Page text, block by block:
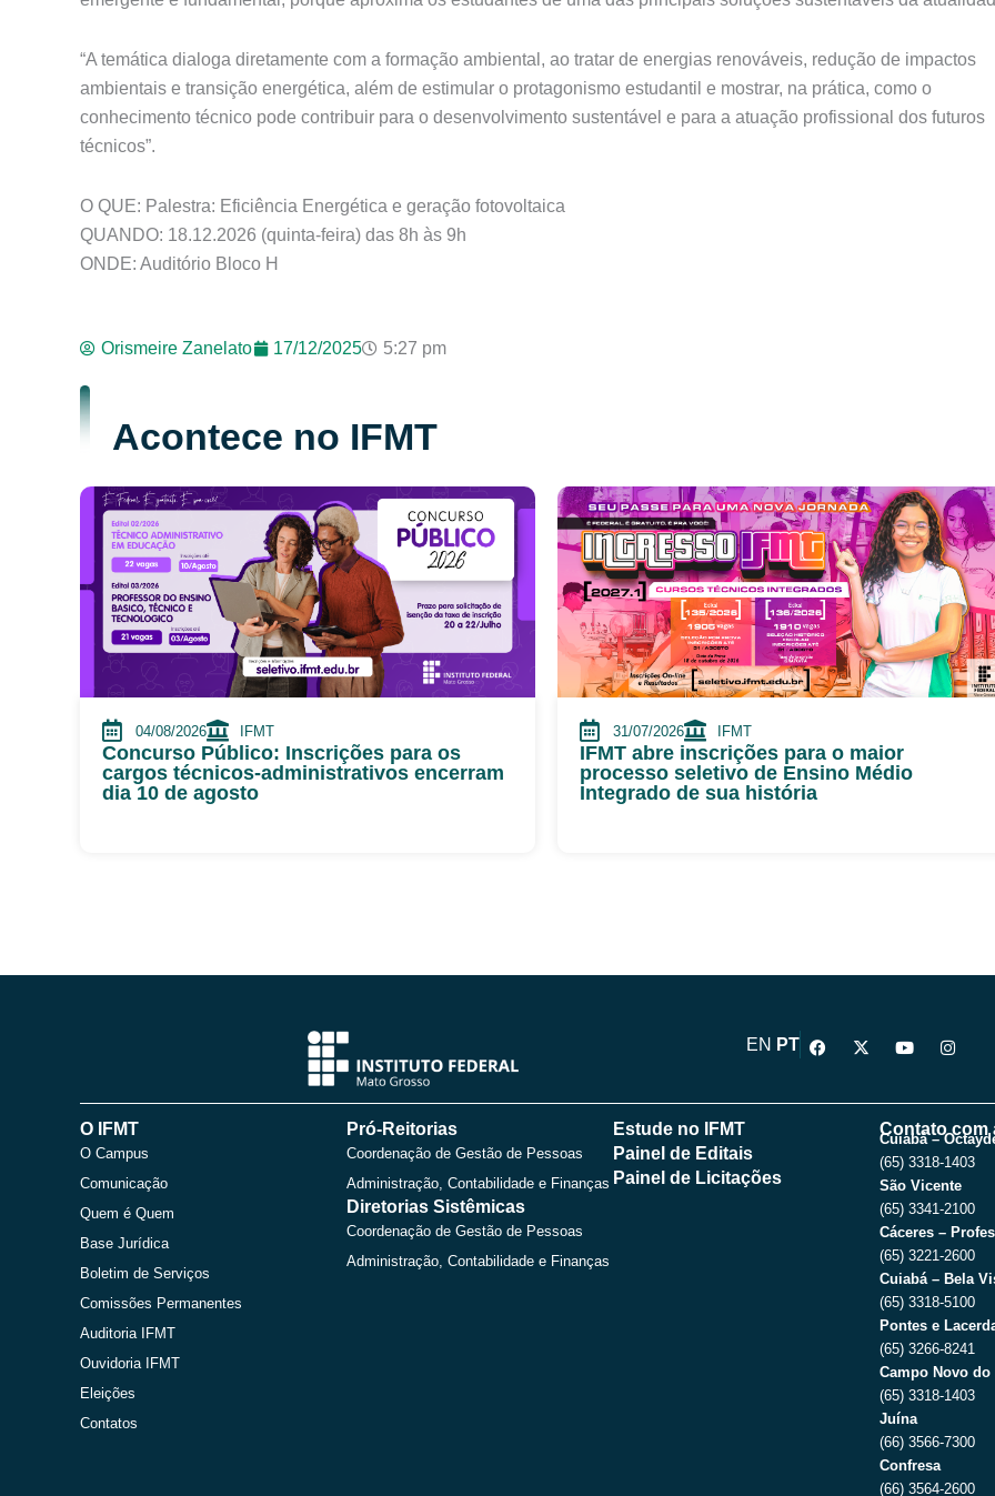
“A temática dialoga diretamente com a formação ambiental, ao tratar de energias renováveis, redução de impactos
ambientais e transição energética, além de estimular o protagonismo estudantil e mostrar, na prática, como o
conhecimento técnico pode contribuir para o desenvolvimento sustentável e para a atuação profissional dos futuros
técnicos”.
O QUE: Palestra: Eficiência Energética e geração fotovoltaica
QUANDO: 18.12.2026 (quinta-feira) das 8h às 9h
ONDE: Auditório Bloco H
Orismeire Zanelato 17/12/2025 5:27 pm
Acontece no IFMT
04/08/2026 IFMT
Concurso Público: Inscrições para os
cargos técnicos-administrativos encerram
dia 10 de agosto
31/07/2026 IFMT
IFMT abre inscrições para o maior
processo seletivo de Ensino Médio
Integrado de sua história
EN PT
F
a
b
X
-
i
Y
o
u
b
e
I
n
a
g
r
a
m
O IFMT
O Campus
Comunicação
Quem é Quem
Base Jurídica
Boletim de Serviços
Comissões Permanentes
Auditoria IFMT
Ouvidoria IFMT
Eleições
Contatos
Pró-Reitorias
Coordenação de Gestão de Pessoas
Administração, Contabilidade e Finanças
Diretorias Sistêmicas
Coordenação de Gestão de Pessoas
Administração, Contabilidade e Finanças
Estude no IFMT
Painel de Editais
Painel de Licitações
Contato com
Cuiabá –
(65) 3318-1403
São Vicente
(65) 3341-2100
Cáceres –
(65) 3221-2600
Cuiabá – Bela
(65) 3318-5100
Pontes e
(65) 3266-8241
Campo Novo do
(65) 3318-1403
Juína
(66) 3566-7300
Confresa
(66) 3564-2600